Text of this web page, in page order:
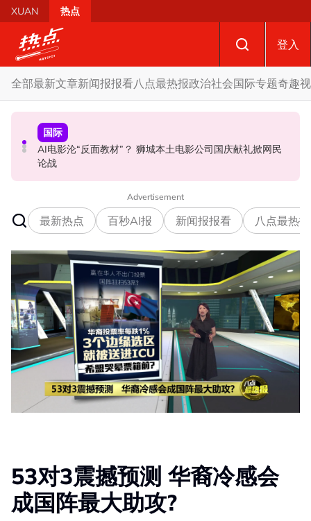
Skip to main content
XUAN 热点
登入
全部最新文章新闻报报看八点最热报政治社会国际专题奇趣
政治
驳斥全国大选提前举行 法米：各成员党承诺挺政府至届满
国际
AI电影沦“反面教材”？ 狮城本土电影公司国庆献礼掀网民
论战
政治
要求安华解释为何冻结MyKHAS权限 5蓝眼议员: 改革不是
把人民拨款政治化
Advertisement
最新热点 百秒AI报 新闻报报看 八点最热报
53对3震撼预测 华裔冷感会
成国阵最大助攻?